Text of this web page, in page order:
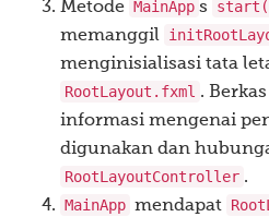
Metode MainApp s
memanggil
menginisialisasi tata
RootLayout.fxml .
informasi mengenai
digunakan dan
RootLayoutController .
MainApp mendapat